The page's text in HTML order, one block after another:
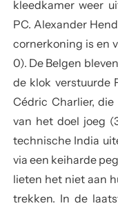
kleedkamer weer
PC. Alexander
cornerkoning is en
0). De Belgen
de klok verstuurde
Cédric Charlier, die
van het doel joeg
technische India
via een keiharde
lieten het niet aan
trekken. In de